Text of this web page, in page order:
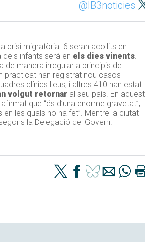
@IB3noticies
crisi migratòria. 6 seran acollits en
dels infants serà en els dies vinents.
de manera irregular a principis de
practicat han registrat nou casos
clínics lleus, i altres 410 han estat
volgut retornar al seu país. En aquest
afirmat que “és d’una enorme gravetat”,
les quals ho ha fet”. Mentre la ciutat
la Delegació del Govern.